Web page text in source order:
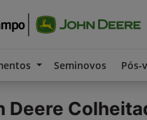
Seminovos Pós-
Deere